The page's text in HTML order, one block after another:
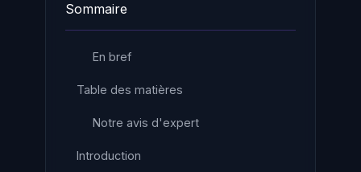
Sommaire
En bref
Table des matières
Notre avis d'expert
Introduction